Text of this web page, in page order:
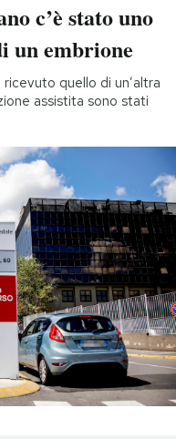
c’è stato uno
un embrione
quello di un’altra
assistita sono stati